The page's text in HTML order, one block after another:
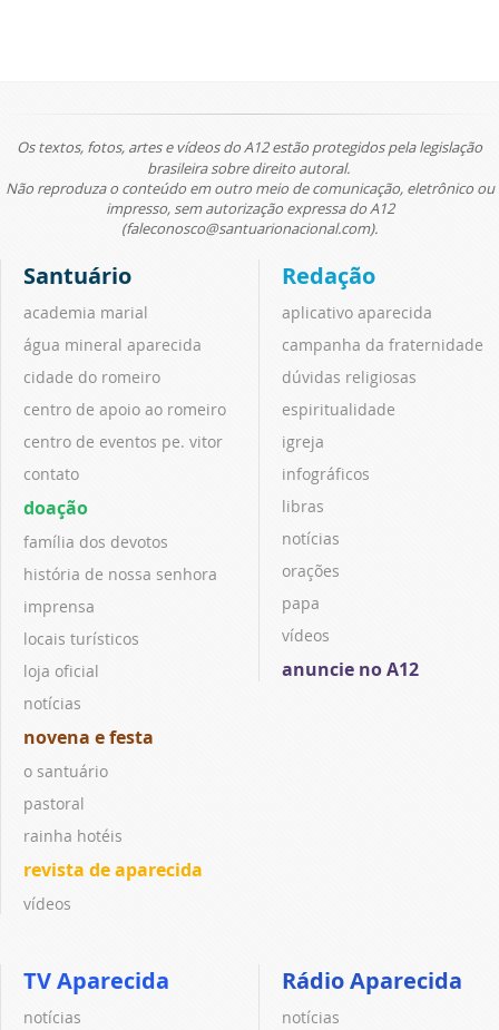
Os textos, fotos, artes e vídeos do A12 estão protegidos pela legislação
brasileira sobre direito autoral.
Não reproduza o conteúdo em outro meio de comunicação, eletrônico ou
impresso, sem autorização expressa do A12
(faleconosco@santuarionacional.com).
Santuário
academia marial
água mineral aparecida
cidade do romeiro
centro de apoio ao romeiro
centro de eventos pe. vitor
contato
doação
família dos devotos
história de nossa senhora
imprensa
locais turísticos
loja oficial
notícias
novena e festa
o santuário
pastoral
rainha hotéis
revista de aparecida
vídeos
Redação
aplicativo aparecida
campanha da fraternidade
dúvidas religiosas
espiritualidade
igreja
infográficos
libras
notícias
orações
papa
vídeos
anuncie no A12
TV Aparecida
notícias
Rádio Aparecida
notícias